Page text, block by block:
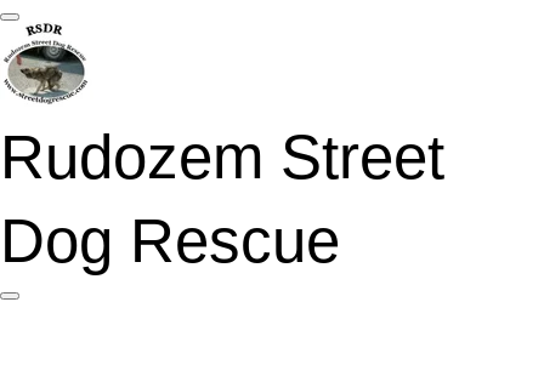
Ga
direct
naar
de
hoofdinhoud
Rudozem Street
Dog Rescue